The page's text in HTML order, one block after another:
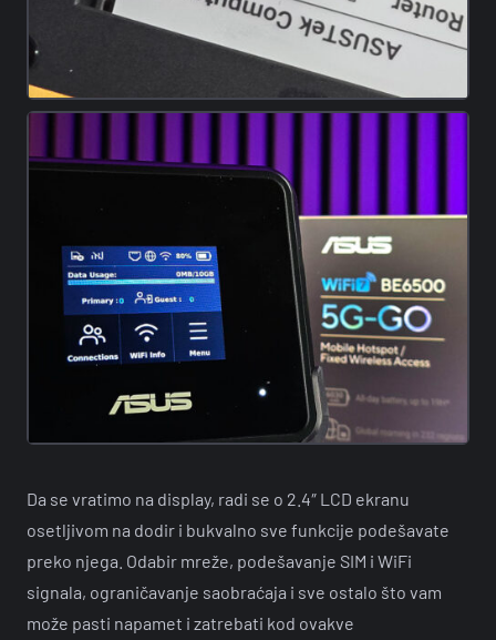
Da se vratimo na display, radi se o 2.4″ LCD ekranu
osetljivom na dodir i bukvalno sve funkcije podešavate
preko njega. Odabir mreže, podešavanje SIM i WiFi
signala, ograničavanje saobraćaja i sve ostalo što vam
može pasti napamet i zatrebati kod ovakve